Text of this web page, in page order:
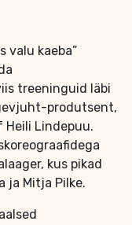
valu kaeba”
treeninguid läbi
produtsent,
Lindepuu.
kus pikad
ja Mitja Pilke.